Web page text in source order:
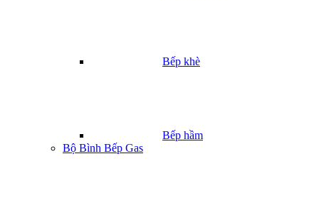
Bếp khè
Bếp hầm
Bộ Bình Bếp Gas